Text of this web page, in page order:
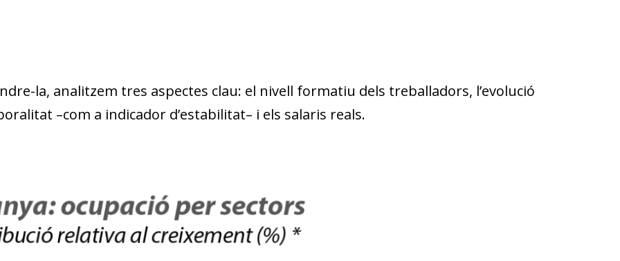
la, analitzem tres aspectes clau: el nivell formatiu dels treballadors, l’evolució
–com a indicador d’estabilitat– i els salaris reals.